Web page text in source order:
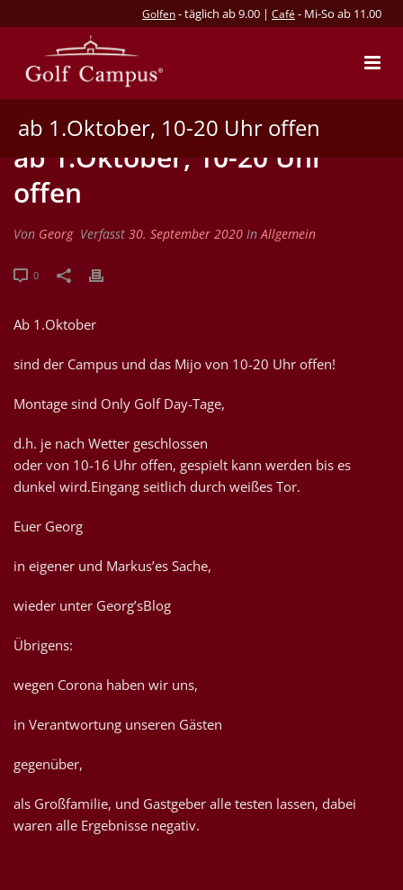
Golfen- täglich ab 9.00 | Café - Mi-So ab 11.00
ab 1.Oktober, 10-20 Uhr offen
ab 1.Oktober, 10-20 Uhr
offen
Von Georg Verfasst 30. September 2020 InAllgemein
0
Ab 1.Oktober
sind der Campus und das Mijo von 10-20 Uhr offen!
Montage sind Only Golf Day-Tage,
d.h. je nach Wetter geschlossen
oder von 10-16 Uhr offen, gespielt kann werden bis es
dunkel wird.Eingang seitlich durch weißes Tor.
Euer Georg
in eigener und Markus’es Sache,
wieder unter Georg’sBlog
Übrigens:
wegen Corona haben wir uns,
in Verantwortung unseren Gästen
gegenüber,
als Großfamilie, und Gastgeber alle testen lassen, dabei
waren alle Ergebnisse negativ.